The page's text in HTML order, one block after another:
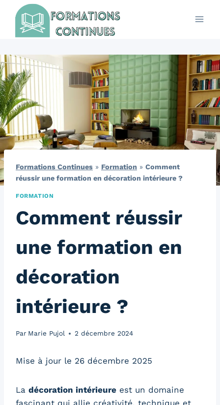
contenu
Formations Continues » Formation » Comment
réussir une formation en décoration intérieure ?
FORMATION
Comment réussir
une formation en
décoration
intérieure ?
Par Marie Pujol 2 décembre 2024
Mise à jour le 26 décembre 2025
La décoration intérieure est un domaine